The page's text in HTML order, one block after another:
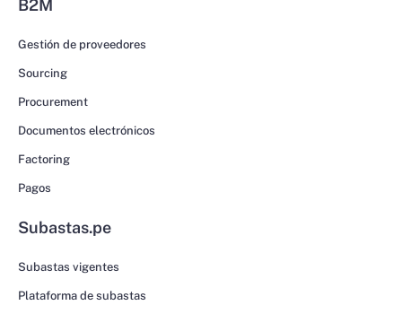
B2M
Gestión de proveedores
Sourcing
Procurement
Documentos electrónicos
Factoring
Pagos
Subastas.pe
Subastas vigentes
Plataforma de subastas